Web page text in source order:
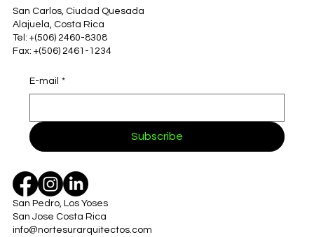
San Carlos, Ciudad Quesada
Alajuela, Costa Rica
Tel: +(506) 2460-8308
Fax: +(506) 2461-1234
E-mail *
Subscribe
San Pedro, Los Yoses
San Jose Costa Rica
info@nortesurarquitectos.com